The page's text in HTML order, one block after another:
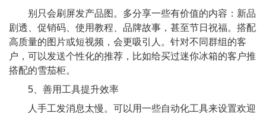
别只会刷屏发产品图。多分享一些有价值的内容：新品
剧透、促销码、使用教程、品牌故事，甚至节日祝福。搭配
高质量的图片或短视频，会更吸引人。针对不同群组的客
户，可以发送个性化的推荐，比如给买过迷你冰箱的客户推
搭配的雪茄柜。
5、善用工具提升效率
人手工发消息太慢。可以用一些自动化工具来设置欢迎